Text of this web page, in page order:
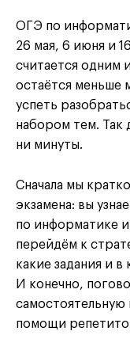
ОГЭ по
26 мая, 6 июня и
считается одним
остаётся меньше
успеть
набором тем. Так
ни минуты.
Сначала мы
экзамена: вы
по информатике и
перейдём к
какие задания и
И конечно,
самостоятельную
помощи